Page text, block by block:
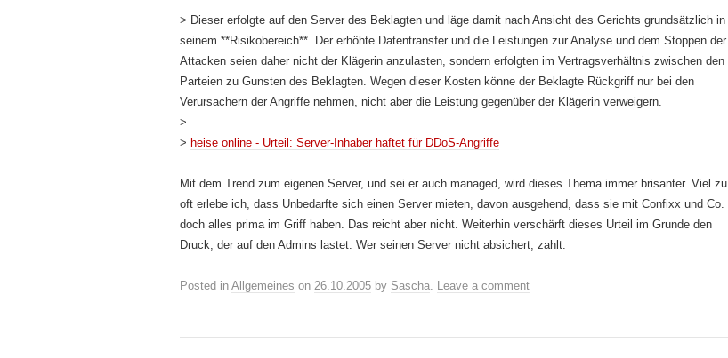
> Dieser erfolgte auf den Server des Beklagten und läge damit nach Ansicht des Gerichts grundsätzlich in
seinem **Risikobereich**. Der erhöhte Datentransfer und die Leistungen zur Analyse und dem Stoppen der
Attacken seien daher nicht der Klägerin anzulasten, sondern erfolgten im Vertragsverhältnis zwischen den
Parteien zu Gunsten des Beklagten. Wegen dieser Kosten könne der Beklagte Rückgriff nur bei den
Verursachern der Angriffe nehmen, nicht aber die Leistung gegenüber der Klägerin verweigern.
>
> heise online - Urteil: Server-Inhaber haftet für DDoS-Angriffe
Mit dem Trend zum eigenen Server, und sei er auch managed, wird dieses Thema immer brisanter. Viel zu
oft erlebe ich, dass Unbedarfte sich einen Server mieten, davon ausgehend, dass sie mit Confixx und Co.
doch alles prima im Griff haben. Das reicht aber nicht. Weiterhin verschärft dieses Urteil im Grunde den
Druck, der auf den Admins lastet. Wer seinen Server nicht absichert, zahlt.
Posted in Allgemeines on 26.10.2005 by Sascha. Leave a comment